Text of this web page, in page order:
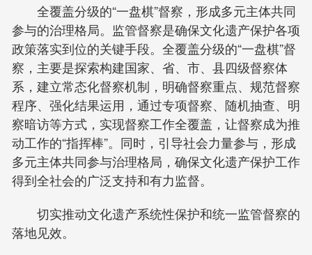
全覆盖分级的“一盘棋”督察，形成多元主体共同
参与的治理格局。监管督察是确保文化遗产保护各项
政策落实到位的关键手段。全覆盖分级的“一盘棋”督
察，主要是探索构建国家、省、市、县四级督察体
系，建立常态化督察机制，明确督察重点、规范督察
程序、强化结果运用，通过专项督察、随机抽查、明
察暗访等方式，实现督察工作全覆盖，让督察成为推
动工作的“指挥棒”。同时，引导社会力量参与，形成
多元主体共同参与治理格局，确保文化遗产保护工作
得到全社会的广泛支持和有力监督。
切实推动文化遗产系统性保护和统一监管督察的
落地见效。